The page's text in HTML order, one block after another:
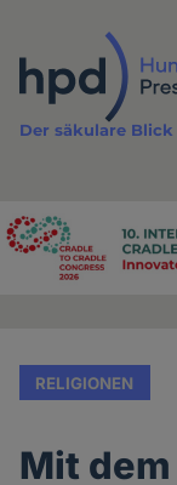
Inhalt
Der säkulare
Advertising
RELIGIONEN
Mit